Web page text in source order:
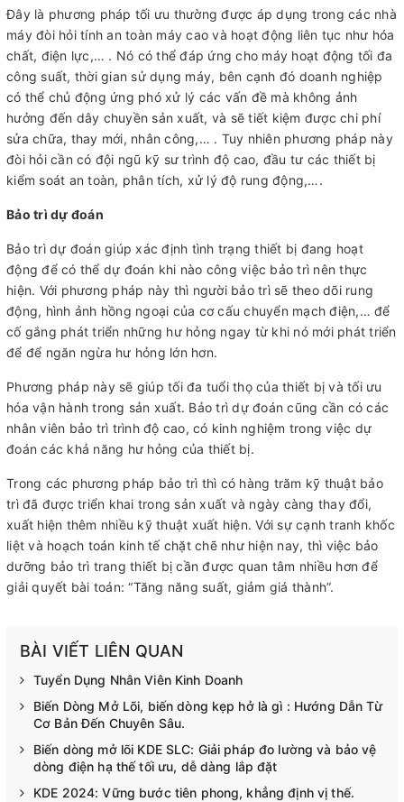
Đây là phương pháp tối ưu thường được áp dụng trong các nhà
máy đòi hỏi tính an toàn máy cao và hoạt động liên tục như hóa
chất, điện lực,… . Nó có thể đáp ứng cho máy hoạt động tối đa
công suất, thời gian sử dụng máy, bên cạnh đó doanh nghiệp
có thể chủ động ứng phó xử lý các vấn đề mà không ảnh
hưởng đến dây chuyền sản xuất, và sẽ tiết kiệm được chi phí
sửa chữa, thay mới, nhân công,… . Tuy nhiên phương pháp này
đòi hỏi cần có đội ngũ kỹ sư trình độ cao, đầu tư các thiết bị
kiểm soát an toàn, phân tích, xử lý độ rung động,….
Bảo trì dự đoán
Bảo trì dự đoán giúp xác định tình trạng thiết bị đang hoạt
động để có thể dự đoán khi nào công việc bảo trì nên thực
hiện. Với phương pháp này thì người bảo trì sẽ theo dõi rung
động, hình ảnh hồng ngoại của cơ cấu chuyển mạch điện,… để
cố gắng phát triển những hư hỏng ngay từ khi nó mới phát triển
để để ngăn ngừa hư hỏng lớn hơn.
Phương pháp này sẽ giúp tối đa tuổi thọ của thiết bị và tối ưu
hóa vận hành trong sản xuất. Bảo trì dự đoán cũng cần có các
nhân viên bảo trì trình độ cao, có kinh nghiệm trong việc dự
đoán các khả năng hư hỏng của thiết bị.
Trong các phương pháp bảo trì thì có hàng trăm kỹ thuật bảo
trì đã được triển khai trong sản xuất và ngày càng thay đổi,
xuất hiện thêm nhiều kỹ thuật xuất hiện. Với sự cạnh tranh khốc
liệt và hoạch toán kinh tế chặt chẽ như hiện nay, thì việc bảo
dưỡng bảo trì trang thiết bị cần được quan tâm nhiều hơn để
giải quyết bài toán: “Tăng năng suất, giảm giá thành”.
BÀI VIẾT LIÊN QUAN
Tuyển Dụng Nhân Viên Kinh Doanh
Biến Dòng Mở Lõi, biến dòng kẹp hở là gì : Hướng Dẫn Từ
Cơ Bản Đến Chuyên Sâu.
Biến dòng mở lõi KDE SLC: Giải pháp đo lường và bảo vệ
dòng điện hạ thế tối ưu, dễ dàng lắp đặt
KDE 2024: Vững bước tiên phong, khẳng định vị thế.